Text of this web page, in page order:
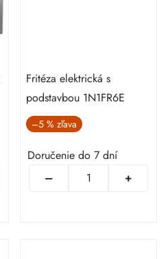
Fritéza elektrická s
podstavbou 1N1FR6E
–5 %
Doručenie do 7 dní